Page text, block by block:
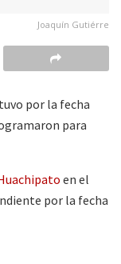
Joaquín Gutiérre
por la fecha
para
en el
por la fecha